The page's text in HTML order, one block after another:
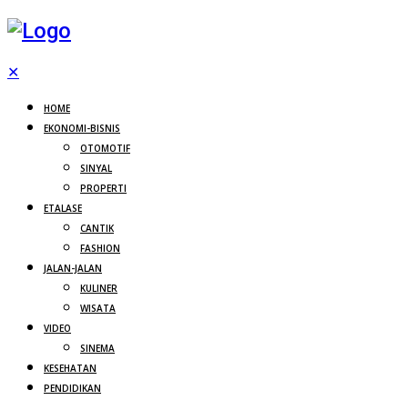
✕
HOME
EKONOMI-BISNIS
OTOMOTIF
SINYAL
PROPERTI
ETALASE
CANTIK
FASHION
JALAN-JALAN
KULINER
WISATA
VIDEO
SINEMA
KESEHATAN
PENDIDIKAN